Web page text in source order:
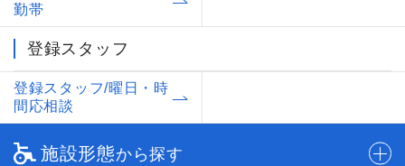
勤帯
登録スタッフ
登録スタッフ/曜日・時
間応相談
施設形態から探す